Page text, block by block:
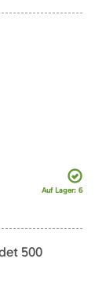
Auf Lager: 6
500